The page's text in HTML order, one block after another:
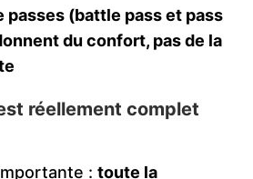
passes (battle pass et pass
du confort, pas de la
réellement complet
: toute la